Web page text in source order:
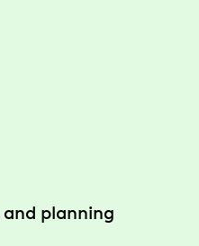
planning